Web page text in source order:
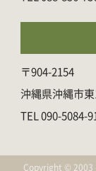
〒904-2154
沖縄県沖縄市
090-5084-
Copyright © 2003